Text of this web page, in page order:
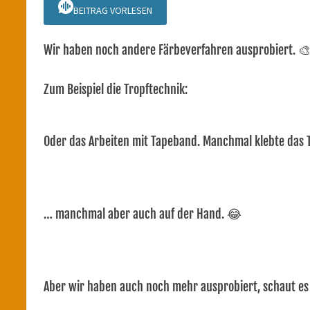
BEITRAG VORLESEN
Wir haben noch andere Färbeverfahren ausprobiert. 🎨
Zum Beispiel die Tropftechnik:
Oder das Arbeiten mit Tapeband. Manchmal klebte
… manchmal aber auch auf der Hand. 😂
Aber wir haben auch noch mehr ausprobiert, schaut